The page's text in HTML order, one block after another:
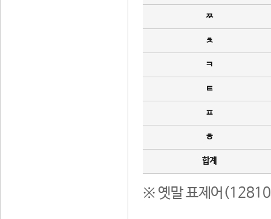
ㅉ
ㅊ
ㅋ
ㅌ
ㅍ
ㅎ
합계
※ 옛말 표제어(12810